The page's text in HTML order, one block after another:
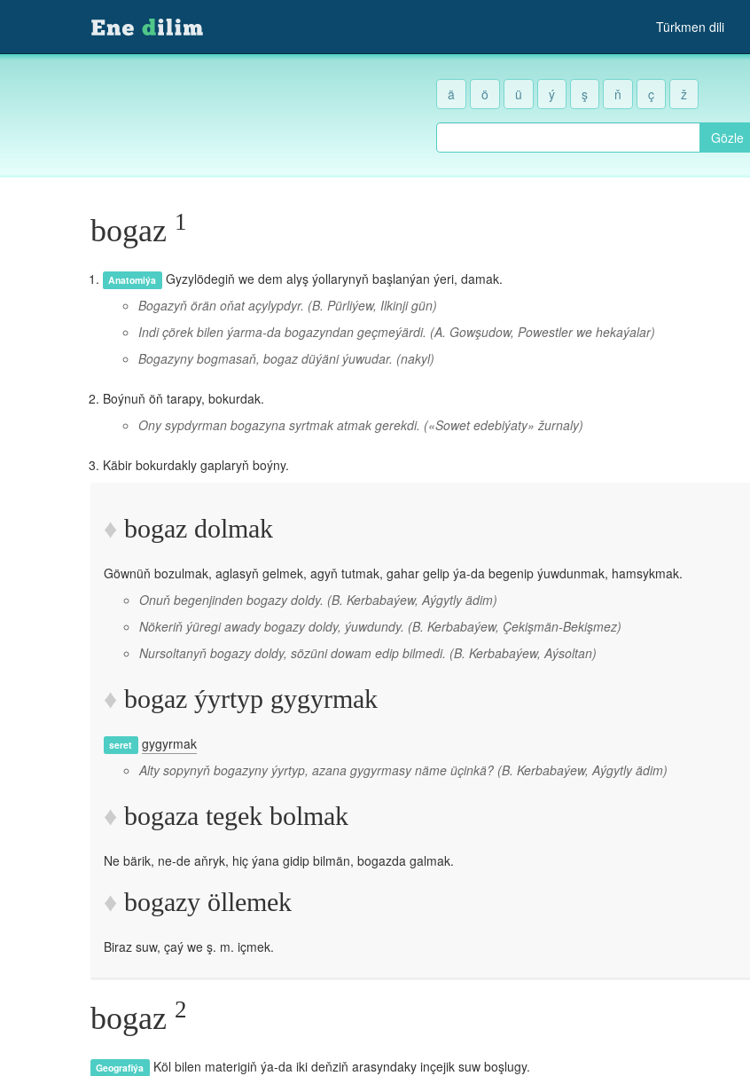
Türkmen dili
ä ö ü ý ş ň ç ž
Gözle
bogaz 1
Anatomiýa Gyzylödegiň we dem alyş ýollarynyň başlanýan ýeri, damak.
Bogazyň örän oňat açylypdyr. (B. Pürliýew, Ilkinji gün)
Indi çörek bilen ýarma-da bogazyndan geçmeýärdi. (A. Gowşudow, Powestler we hekaýalar)
Bogazyny bogmasaň, bogaz düýäni ýuwudar. (nakyl)
Boýnuň öň tarapy, bokurdak.
Ony sypdyrman bogazyna syrtmak atmak gerekdi. («Sowet edebiýaty» žurnaly)
Käbir bokurdakly gaplaryň boýny.
bogaz dolmak
Göwnüň bozulmak, aglasyň gelmek, agyň tutmak, gahar gelip ýa-da begenip ýuwdunmak, hamsykmak.
Onuň begenjinden bogazy doldy. (B. Kerbabaýew, Aýgytly ädim)
Nökeriň ýüregi awady bogazy doldy, ýuwdundy. (B. Kerbabaýew, Çekişmän-Bekişmez)
Nursoltanyň bogazy doldy, sözüni dowam edip bilmedi. (B. Kerbabaýew, Aýsoltan)
bogaz ýyrtyp gygyrmak
seret
gygyrmak
Alty sopynyň bogazyny ýyrtyp, azana gygyrmasy näme üçinkä? (B. Kerbabaýew, Aýgytly ädim)
bogaza tegek bolmak
Ne bärik, ne-de aňryk, hiç ýana gidip bilmän, bogazda galmak.
bogazy öllemek
Biraz suw, çaý we ş. m. içmek.
bogaz 2
Geografiýa Köl bilen materigiň ýa-da iki deňziň arasyndaky inçejik suw boşlugy.